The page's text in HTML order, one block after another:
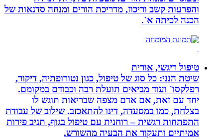
והפרעות קשב וריכוז, מדריכת הורים ומנחה סדנאות של
הכנה לכיתה א`.
טיפול ריגשי, אורית
שיטת הנני: כל סוג של טיפול, כגון נטורופתיה, דיקור,
רפלקסו` ועוד מביאים תועלת רבה וכבודם במקומם.
יחד עם זאת, אם אדם מצפה שבריאות תוגש לו
בצלחת, כמו במסעדה, דינו להתאכזב. שילוב של עבודת
התפתחות רגשית – רוחנית עם טיפול בגוף, תניב פירות
אמיתיים ותעקור את הבעיה מהשורש.